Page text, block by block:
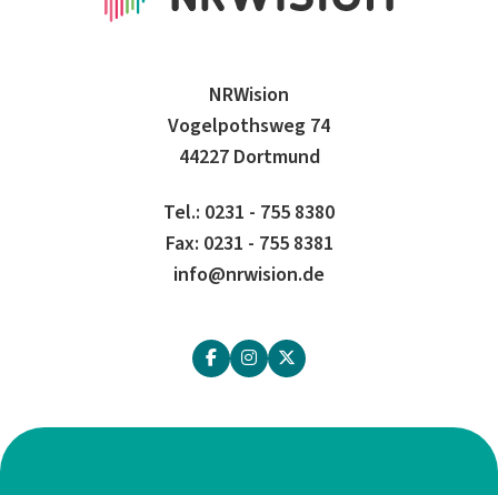
NRWision
Vogelpothsweg 74
44227 Dortmund
Tel.: 0231 - 755 8380
Fax: 0231 - 755 8381
info@nrwision.de